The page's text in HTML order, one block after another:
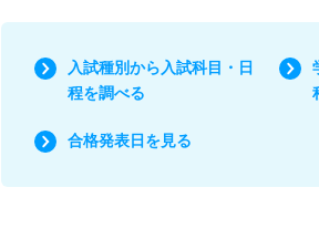
入試種別から入試科目・日
程を調べる
合格発表日を見る